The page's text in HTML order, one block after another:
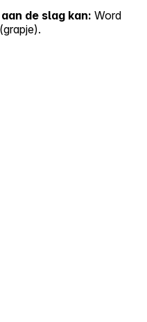
de slag kan: Word